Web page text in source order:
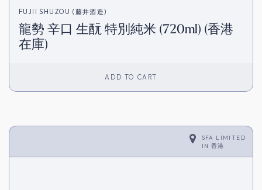
FUJII SHUZOU (藤井酒造)
龍勢 辛口 生酛 特別純米 (720ml) (香港
在庫)
ADD TO CART
SFA LIMITED
IN 香港